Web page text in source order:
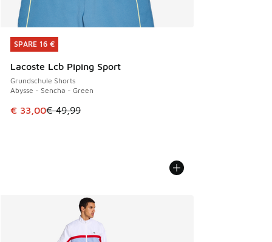
SPARE 16 €
Lacoste Lcb Piping Sport
Grundschule Shorts
Abysse - Sencha - Green
Dieser Artikel ist im Sale. Der Preis ist von € 49,99 auf €
€ 33,00€ 49,99
SPARE 16 €